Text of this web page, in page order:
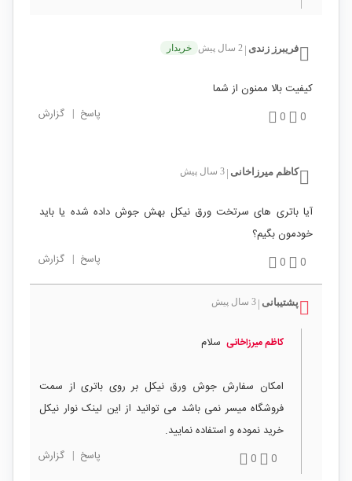
فریبرز زندی 2 سال پیش خریدار
کیفیت بالا ممنون از شما
0
0 پاسخ | گزارش
کاظم میرزاخانی 3 سال پیش
آیا باتری های سرتخت ورق نیکل بهش جوش داده شده یا باید
خودمون بگیم؟
0
0 پاسخ | گزارش
پشتیبانی 3 سال پیش
کاظم میرزاخانی سلام
امکان سفارش جوش ورق نیکل بر روی باتری از سمت
فروشگاه میسر نمی باشد می توانید از این لینک نوار نیکل
خرید نموده و استفاده نمایید.
0
0 پاسخ | گزارش